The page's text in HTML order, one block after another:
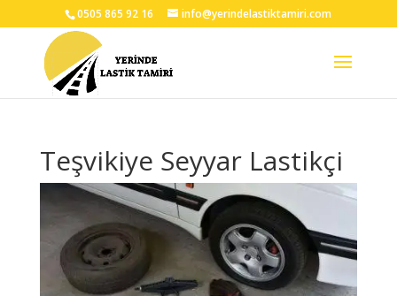
0505 865 92 16 info@yerindelastiktamiri.com
Teşvikiye Seyyar Lastikçi